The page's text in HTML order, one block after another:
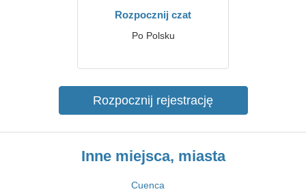
Rozpocznij czat
Po Polsku
Rozpocznij rejestrację
Inne miejsca, miasta
Cuenca